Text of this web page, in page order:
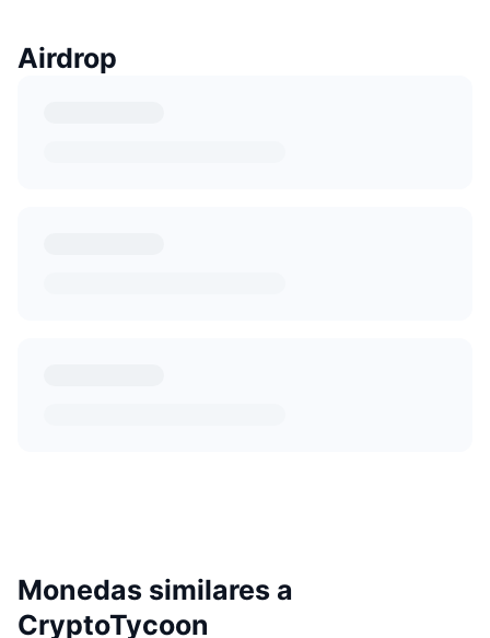
Airdrop
Monedas similares a
CryptoTycoon